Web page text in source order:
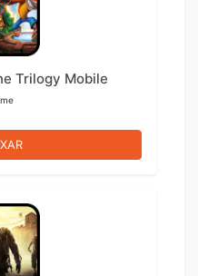
Trilogy Mobile